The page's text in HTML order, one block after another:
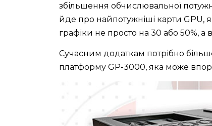
збільшення обчислювальної
йде про найпотужніші карти GPU,
графіки не просто на 30 або 50%, а
Сучасним додаткам потрібно
платформу GP-3000, яка може